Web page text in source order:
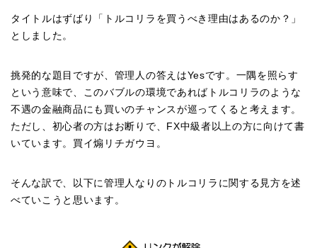
タイトルはずばり「トルコリラを買うべき理由はあるのか？」
としました。
挑発的な題目ですが、管理人の答えはYesです。一隅を照らす
という意味で、このバブルの環境であればトルコリラのような
不遇の金融商品にも買いのチャンスが巡ってくると考えます。
ただし、初心者の方はお断りで、FX中級者以上の方に向けて書
いています。買イ煽リチガウヨ。
そんな訳で、以下に管理人なりのトルコリラに関する見方を述
べていこうと思います。